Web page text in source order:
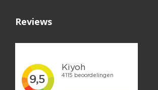
Reviews